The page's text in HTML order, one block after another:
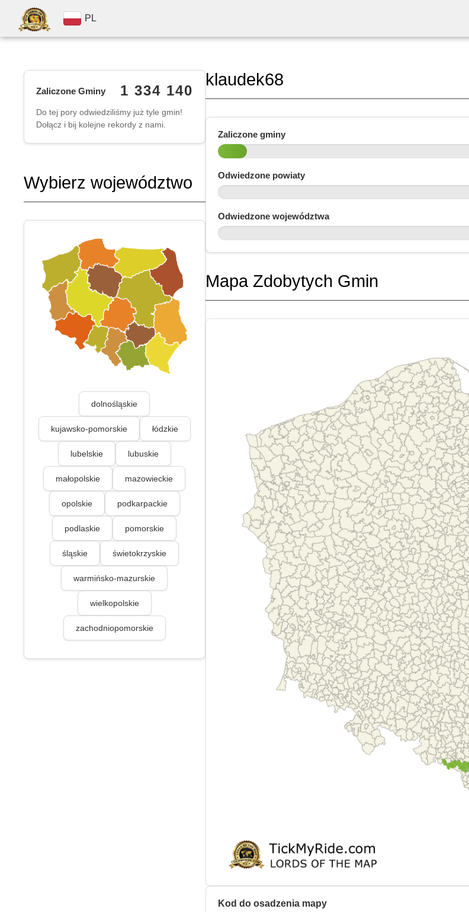
PL
Zaliczone Gminy 1 334 140
Do tej pory odwiedziliśmy już tyle gmin!
Dołącz i bij kolejne rekordy z nami.
Wybierz województwo
dolnośląskie
kujawsko-pomorskie łódzkie
lubelskie lubuskie
małopolskie mazowieckie
opolskie podkarpackie
podlaskie pomorskie
śląskie świetokrzyskie
warmińsko-mazurskie
wielkopolskie
zachodniopomorskie
klaudek68
Zaliczone gminy
Odwiedzone powiaty
Odwiedzone województwa
Mapa Zdobytych Gmin
Kod do osadzenia mapy